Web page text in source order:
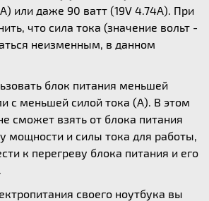
или даже 90 ватт (19V 4.74A). При
что сила тока (значение вольт -
неизменным, в данном
блок питания меньшей
с меньшей силой тока (А). В этом
сможет взять от блока питания
мощности и силы тока для работы,
к перегреву блока питания и его
своего ноутбука вы